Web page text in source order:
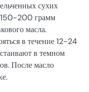
сухих
150-200 грамм
масла.
в течение 12-24
в темном
После масло